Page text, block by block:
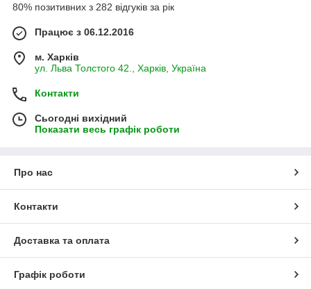
80% позитивних з 282 відгуків за рік
Працює з 06.12.2016
м. Харків
ул. Льва Толстого 42., Харків, Україна
Контакти
Сьогодні вихідний
Показати весь графік роботи
Про нас
Контакти
Доставка та оплата
Графік роботи